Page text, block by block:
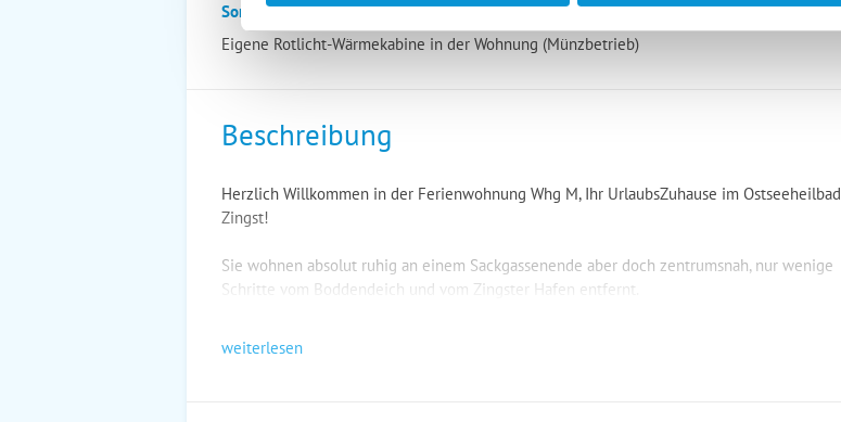
Sonstiges:
Eigene Rotlicht-Wärmekabine in der Wohnung (Münzbetrieb)
Beschreibung
Herzlich Willkommen in der Ferienwohnung Whg M, Ihr UrlaubsZuhause im Ostseeheilbad
Zingst!
Sie wohnen absolut ruhig an einem Sackgassenende aber doch zentrumsnah, nur wenige
Schritte vom Boddendeich und vom Zingster Hafen entfernt.
weiterlesen